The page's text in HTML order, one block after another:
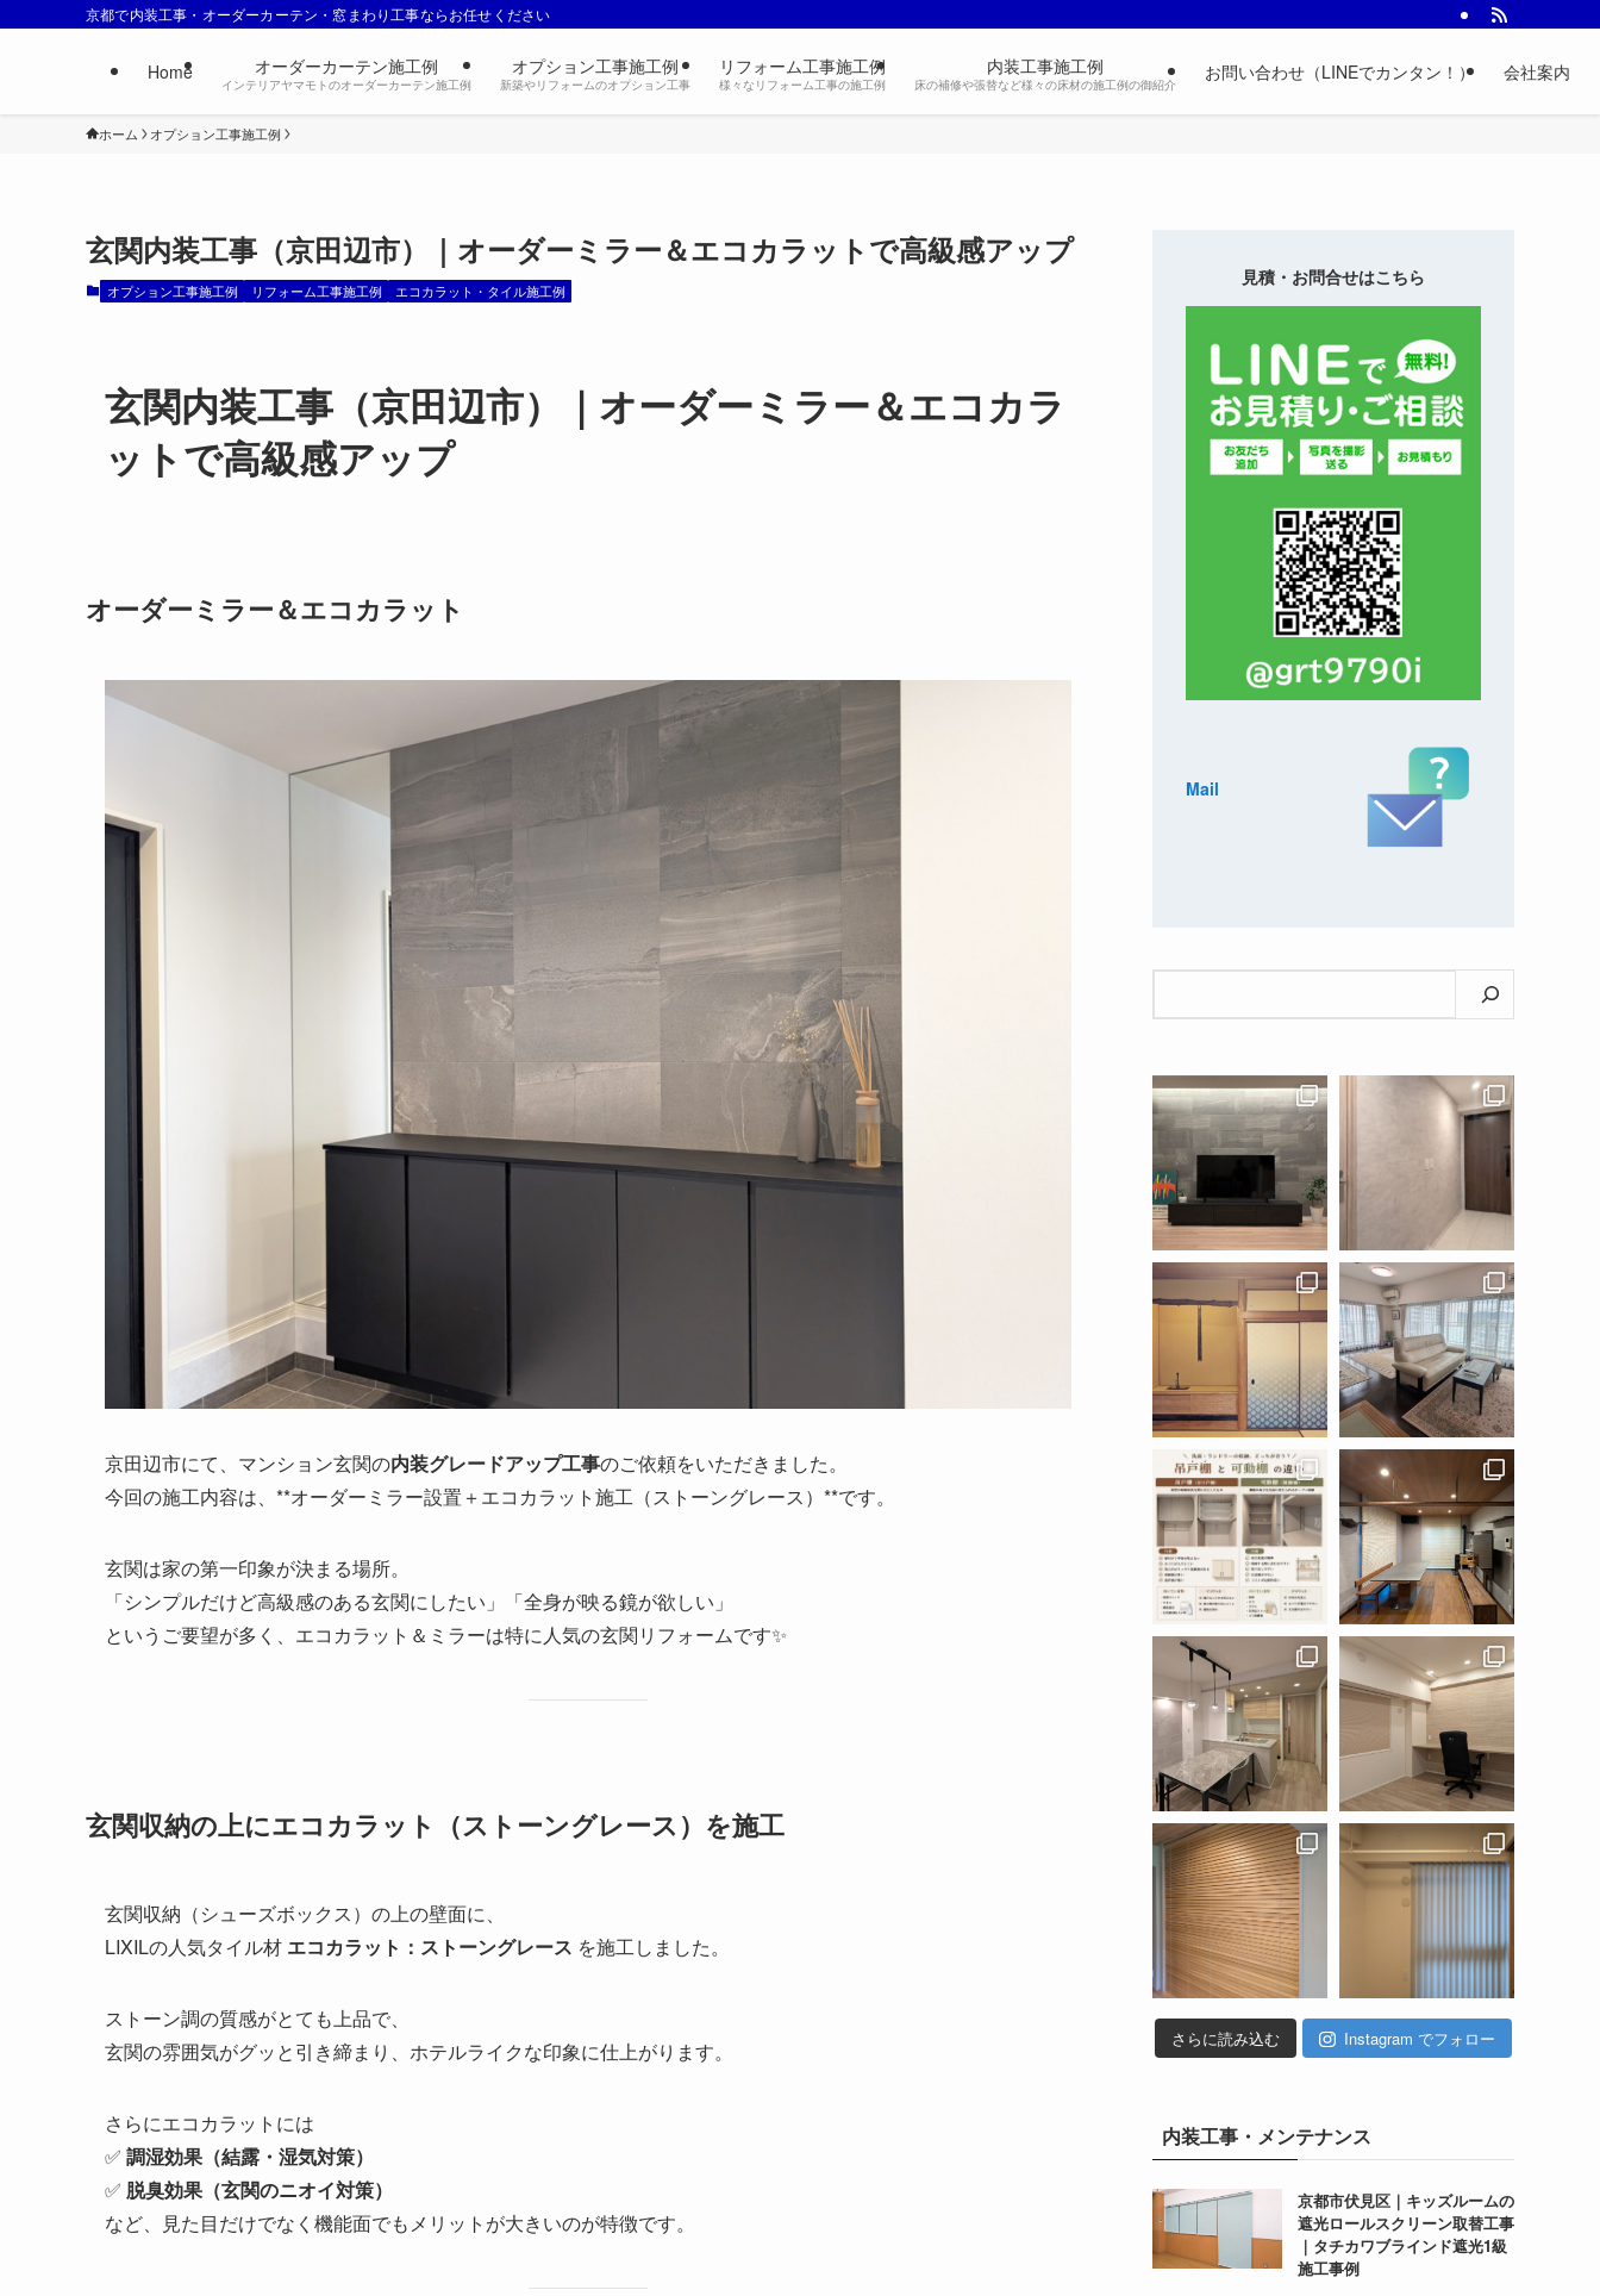
京都で内装工事・オーダーカーテン・窓まわり工事ならお任せください
Home オーダーカーテン施工例
インテリアヤマモトのオーダーカーテン施工例
オプション工事施工例
新築やリフォームのオプション工事
リフォーム工事施工例
様々なリフォーム工事の施工例
内装工事施工例
床の補修や張替など様々の床材の施工例の御紹介
お問い合わせ（LINEでカンタン！） 会社案内
ホーム オプション工事施工例
玄関内装工事（京田辺市）｜オーダーミラー＆エコカラットで高級感アップ
オプション工事施工例 リフォーム工事施工例 エコカラット・タイル施工例
玄関内装工事（京田辺市）｜オーダーミラー＆エコカラ
ットで高級感アップ
オーダーミラー＆エコカラット
京田辺市にて、マンション玄関の内装グレードアップ工事のご依頼をいただきました。
今回の施工内容は、**オーダーミラー設置＋エコカラット施工（ストーングレース）**です。
玄関は家の第一印象が決まる場所。
「シンプルだけど高級感のある玄関にしたい」「全身が映る鏡が欲しい」
というご要望が多く、エコカラット＆ミラーは特に人気の玄関リフォームです✨
玄関収納の上にエコカラット（ストーングレース）を施工
玄関収納（シューズボックス）の上の壁面に、
LIXILの人気タイル材 エコカラット：ストーングレース を施工しました。
ストーン調の質感がとても上品で、
玄関の雰囲気がグッと引き締まり、ホテルライクな印象に仕上がります。
さらにエコカラットには
✅ 調湿効果（結露・湿気対策）
✅ 脱臭効果（玄関のニオイ対策）
など、見た目だけでなく機能面でもメリットが大きいのが特徴です。
見積・お問合せはこちら
Mail
さらに読み込む Instagram でフォロー
内装工事・メンテナンス
京都市伏見区｜キッズルームの
遮光ロールスクリーン取替工事
｜タチカワブラインド遮光1級
施工事例